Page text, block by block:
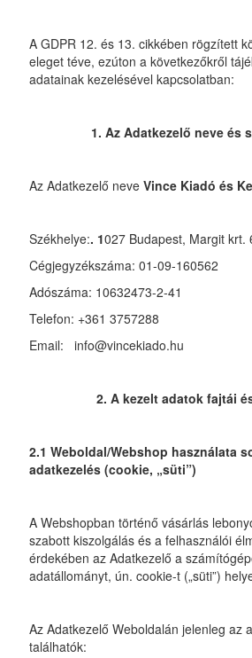
A GDPR 12. és 13. cikkében rögzített
eleget téve, ezúton a következőkről
adatainak kezelésével kapcsolatban:
1. Az Adatkezelő neve és
Az Adatkezelő neve Vince Kiadó és
Székhelye:. 1027 Budapest, Margit krt.
Cégjegyzékszáma: 01-09-160562
Adószáma: 10632473-2-41
Telefon: +361 3757288
Email: info@vincekiado.hu
2. A kezelt adatok fajtái
2.1 Weboldal/Webshop használata
adatkezelés (cookie, „süti”)
A Webshopban történő vásárlás
szabott kiszolgálás és a felhasználói
érdekében az Adatkezelő a
adatállományt, ún. cookie-t („süti”)
Az Adatkezelő Weboldalán jelenleg az
találhatók: